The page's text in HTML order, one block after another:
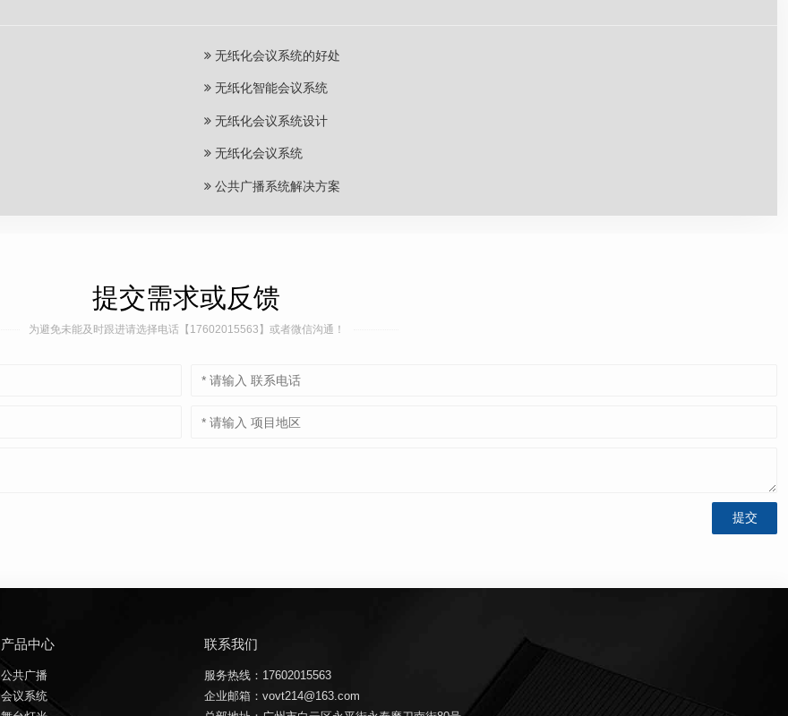
无纸化会议系统的好处
无纸化智能会议系统
无纸化会议系统设计
无纸化会议系统
公共广播系统解决方案
提交需求或反馈
为避免未能及时跟进请选择电话【17602015563】或者微信沟通！
产品中心
公共广播
会议系统
联系我们
服务热线：17602015563
企业邮箱：vovt214@163.com